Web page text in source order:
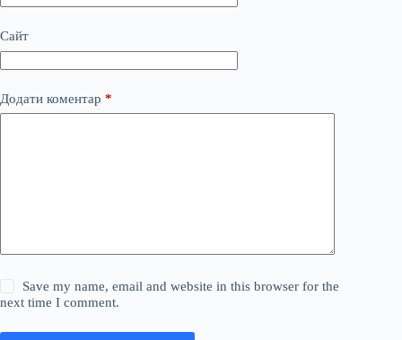
Сайт
Додати коментар *
Save my name, email and website in this browser for the
next time I comment.